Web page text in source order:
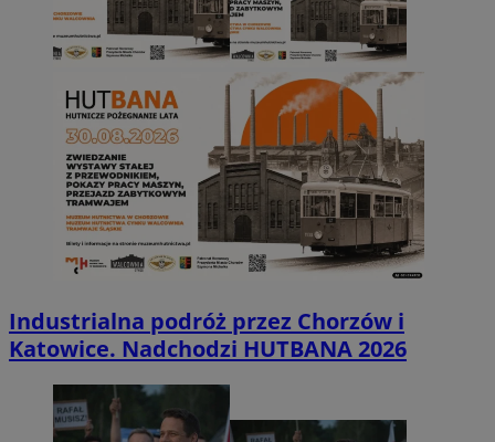
Industrialna podróż przez Chorzów i
Katowice. Nadchodzi HUTBANA 2026